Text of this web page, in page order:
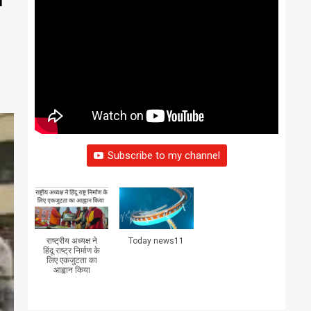
Subscribe to my channel
राष्ट्रीय अध्यक्ष ने
हिंदू राष्ट्र निर्माण के
लिए एकजुटता का
आह्वान किया
Today news11